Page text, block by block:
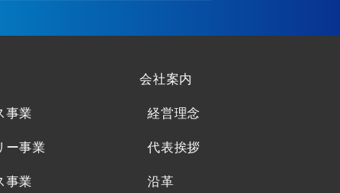
事業
ー事業
事業
会社案内
経営理念
代表挨拶
沿革